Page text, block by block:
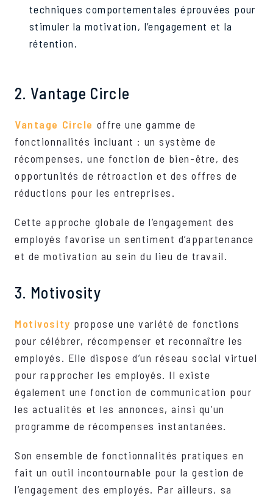
techniques comportementales éprouvées pour
stimuler la motivation, l’engagement et la
rétention.
2. Vantage Circle
Vantage Circle offre une gamme de
fonctionnalités incluant : un système de
récompenses, une fonction de bien-être, des
opportunités de rétroaction et des offres de
réductions pour les entreprises.
Cette approche globale de l’engagement des
employés favorise un sentiment d’appartenance
et de motivation au sein du lieu de travail.
3. Motivosity
Motivosity propose une variété de fonctions
pour célébrer, récompenser et reconnaître les
employés. Elle dispose d’un réseau social virtuel
pour rapprocher les employés. Il existe
également une fonction de communication pour
les actualités et les annonces, ainsi qu’un
programme de récompenses instantanées.
Son ensemble de fonctionnalités pratiques en
fait un outil incontournable pour la gestion de
l’engagement des employés. Par ailleurs, sa